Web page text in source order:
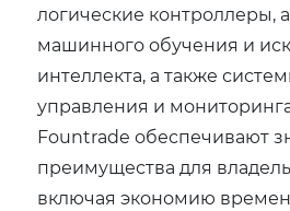
логические контроллеры,
машинного обучения и
интеллекта, а также
управления и
Fountrade обеспечивают
преимущества для
включая экономию